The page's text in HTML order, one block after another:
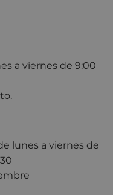
a viernes de 9:00
lunes a viernes de